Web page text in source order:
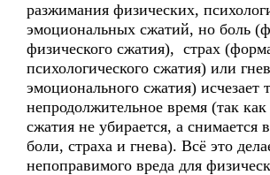
разжимания физических,
эмоциональных сжатий, но боль
физического сжатия), страх
психологического сжатия) или
эмоционального сжатия) исчезает
непродолжительное время (так
сжатия не убирается, а снимается
боли, страха и гнева). Всё это
непоправимого вреда для